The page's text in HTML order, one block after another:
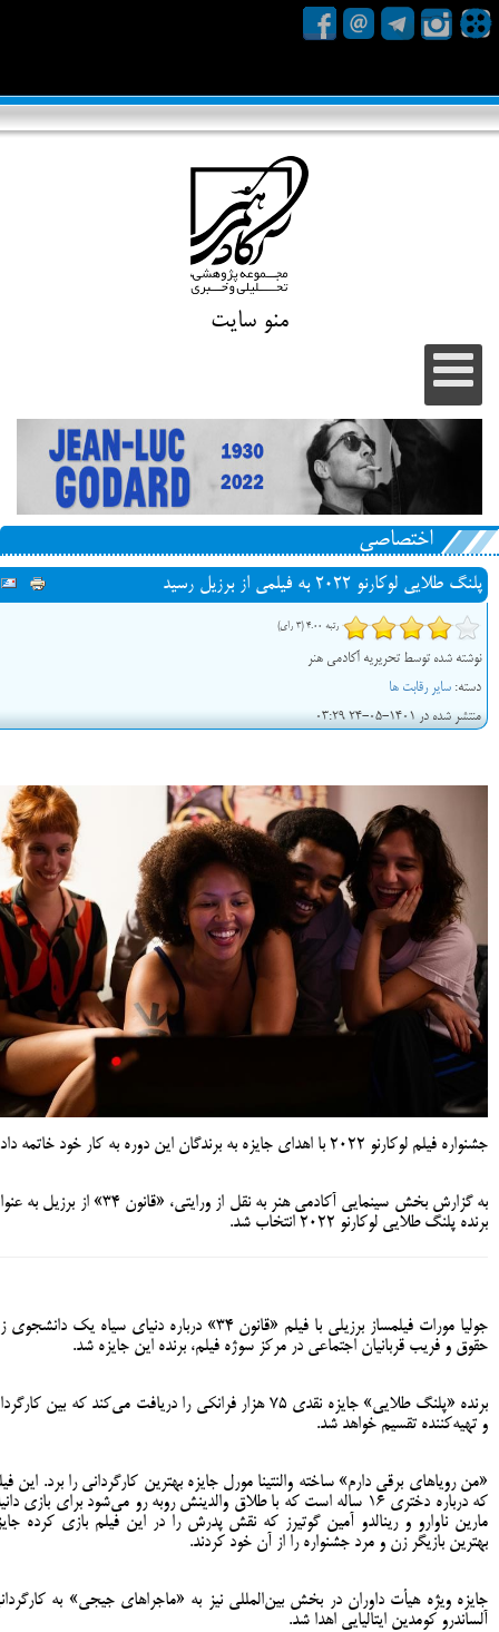
منو سایت
اختصاصی
پلنگ طلایی لوکارنو ۲۰۲۲ به فیلمی از برزیل رسید
رتبه 4.00 (3 رای)
نوشته شده توسط تحریریه آکادمی هنر
دسته: سایر رقابت ها
منتشر شده در 1401-05-24 03:29
جشنواره فیلم لوکارنو ۲۰۲۲ با اهدای جایزه به برندگان این دوره به کار خود خاتمه داد.
به گزارش بخش سینمایی آکادمی هنر به نقل از ورایتی، «قانون ۳۴» از
برنده پلنگ طلایی لوکارنو ۲۰۲۲ انتخاب شد.
جولیا مورات فیلمساز برزیلی با فیلم «قانون ۳۴» درباره دنیای سیاه یک
حقوق و فریب قربانیان اجتماعی در مرکز سوژه فیلم، برنده این جایزه شد.
برنده «پلنگ طلایی» جایزه نقدی ۷۵ هزار فرانکی را دریافت می‌کند که بین
و تهیه‌کننده تقسیم خواهد شد.
«من رویاهای برقی دارم» ساخته والنتینا مورل جایزه بهترین کارگردانی را برد. این
که درباره دختری ۱۶ ساله است که با طلاق والدینش روبه رو می‌شود برای بازی
مارین ناوارو و رینالدو آمین گوتیرز که نقش پدرش را در این فیلم بازی کرده
بهترین بازیگر زن و مرد جشنواره را از آن خود کردند.
جایزه ویژه هیأت داوران در بخش بین‌المللی نیز به «ماجراهای جیجی» به
آلساندرو کومدین ایتالیایی اهدا شد.